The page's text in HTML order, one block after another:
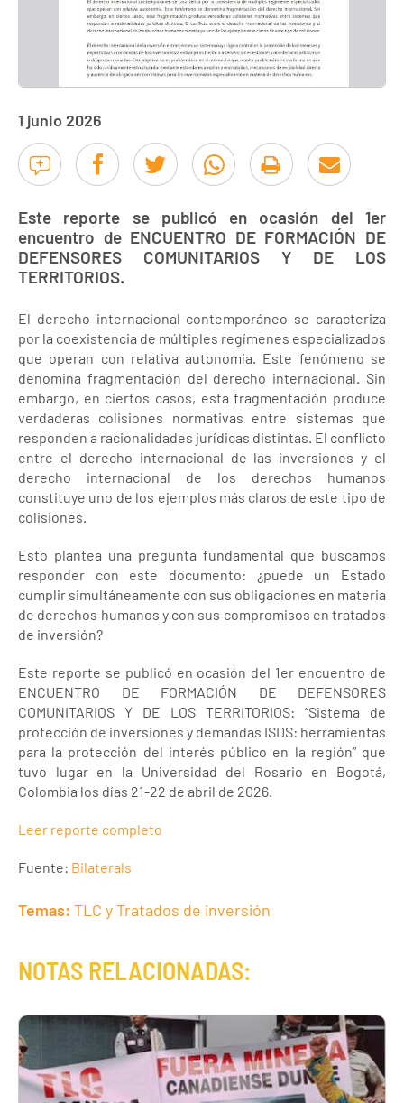
1 junio 2026
Este reporte se publicó en ocasión del 1er
encuentro de ENCUENTRO DE FORMACIÓN DE
DEFENSORES COMUNITARIOS Y DE LOS
TERRITORIOS.
El derecho internacional contemporáneo se caracteriza
por la coexistencia de múltiples regímenes especializados
que operan con relativa autonomía. Este fenómeno se
denomina fragmentación del derecho internacional. Sin
embargo, en ciertos casos, esta fragmentación produce
verdaderas colisiones normativas entre sistemas que
responden a racionalidades jurídicas distintas. El conflicto
entre el derecho internacional de las inversiones y el
derecho internacional de los derechos humanos
constituye uno de los ejemplos más claros de este tipo de
colisiones.
Esto plantea una pregunta fundamental que buscamos
responder con este documento: ¿puede un Estado
cumplir simultáneamente con sus obligaciones en materia
de derechos humanos y con sus compromisos en tratados
de inversión?
Este reporte se publicó en ocasión del 1er encuentro de
ENCUENTRO DE FORMACIÓN DE DEFENSORES
COMUNITARIOS Y DE LOS TERRITORIOS: “Sistema de
protección de inversiones y demandas ISDS: herramientas
para la protección del interés público en la región” que
tuvo lugar en la Universidad del Rosario en Bogotá,
Colombia los días 21-22 de abril de 2026.
Leer reporte completo
Fuente: Bilaterals
Temas: TLC y Tratados de inversión
NOTAS RELACIONADAS: